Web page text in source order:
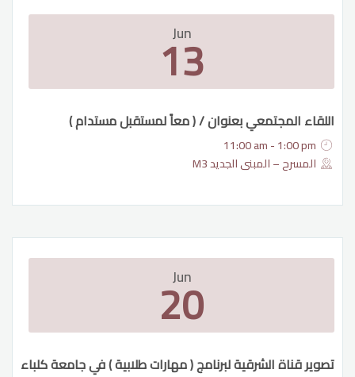
Jun
13
اللقاء المجتمعي بعنوان / ( معاً لمستقبل مستدام )
11:00 am - 1:00 pm
المسرح – المبنى الجديد M3
Jun
20
تصوير قناة الشرقية لبرنامج ( مهارات طلابية ) في جامعة كلباء